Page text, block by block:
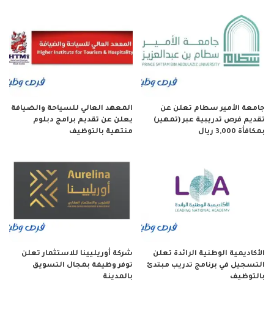
جامعة الأمير سطام تعلن عن
تقديم فرص تدريبية عبر (تمهير)
بمكافأة 3,000 ريال
المعهد العالي للسياحة والضيافة
يعلن عن تقديم برامج دبلوم
منتهية بالتوظيف
الأكاديمية الوطنية الرائدة تعلن
التسجيل في برنامج تدريب مبتدئ
بالتوظيف
شركة أوريليينا للاستثمار تعلن
توفر وظيفة بمجال التسويق
بالمدينة